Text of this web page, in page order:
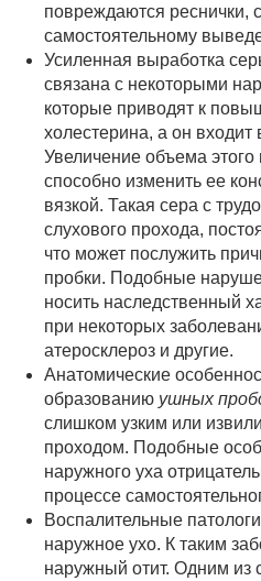
повреждаются реснички,
самостоятельному
Усиленная выработка
связана с некоторыми
которые приводят к
холестерина, а он
Увеличение объема
способно изменить ее
вязкой. Такая сера с
слухового прохода,
что может послужить
пробки. Подобные
носить наследственный
при некоторых
атеросклероз и другие.
Анатомические
образованию ушных
слишком узким или
проходом. Подобные
наружного уха
процессе
Воспалительные
наружное ухо. К таким
наружный отит. Одним из